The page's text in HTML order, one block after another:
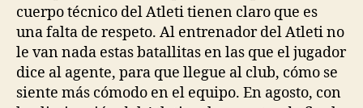
cuerpo técnico del Atleti tienen claro que es
una falta de respeto. Al entrenador del Atleti no
le van nada estas batallitas en las que el jugador
dice al agente, para que llegue al club, cómo se
siente más cómodo en el equipo. En agosto, con